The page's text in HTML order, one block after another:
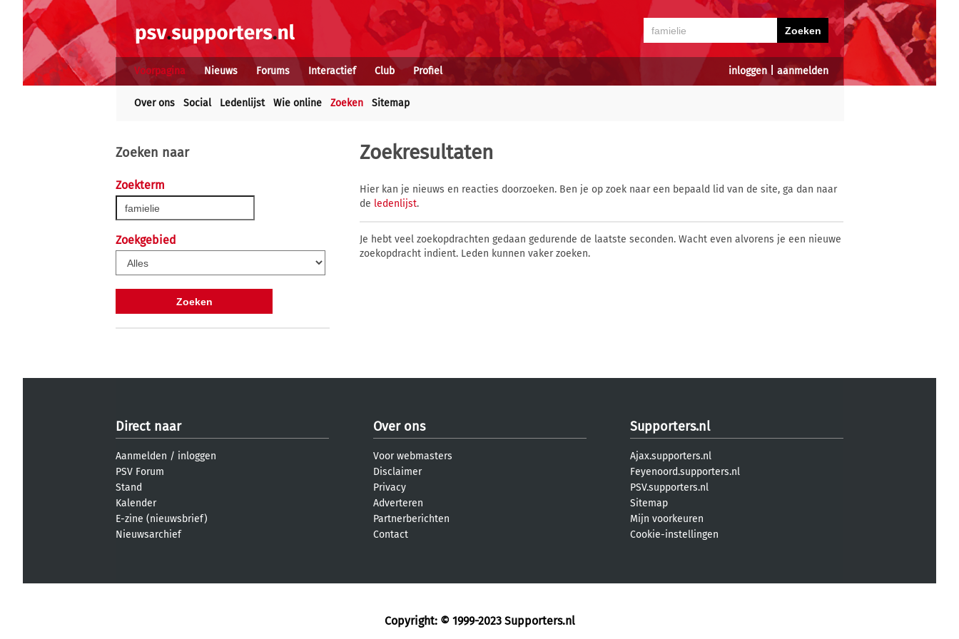
inloggen| aanmelden
Voorpagina Nieuws Forums Interactief Club Profiel
Over ons Social Ledenlijst Wie online Zoeken Sitemap
Zoeken naar
Zoekterm
Zoekgebied
Zoekresultaten
Hier kan je nieuws en reacties doorzoeken. Ben je op zoek naar een bepaald lid van de site, ga dan naar
de ledenlijst.
Je hebt veel zoekopdrachten gedaan gedurende de laatste seconden. Wacht even alvorens je een nieuwe
zoekopdracht indient. Leden kunnen vaker zoeken.
Direct naar
Aanmelden / inloggen
PSV Forum
Stand
Kalender
E-zine (nieuwsbrief)
Nieuwsarchief
Over ons
Voor webmasters
Disclaimer
Privacy
Adverteren
Partnerberichten
Contact
Supporters.nl
Ajax.supporters.nl
Feyenoord.supporters.nl
PSV.supporters.nl
Sitemap
Mijn voorkeuren
Cookie-instellingen
Copyright: © 1999-2023 Supporters.nl